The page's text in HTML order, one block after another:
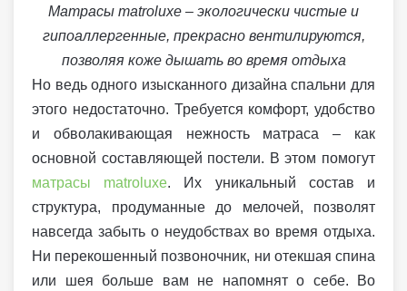
Матрасы matroluxe – экологически чистые и
гипоаллергенные, прекрасно вентилируются,
позволяя коже дышать во время отдыха
Но ведь одного изысканного дизайна спальни для
этого недостаточно. Требуется комфорт, удобство
и обволакивающая нежность матраса – как
основной составляющей постели. В этом помогут
матрасы matroluxe. Их уникальный состав и
структура, продуманные до мелочей, позволят
навсегда забыть о неудобствах во время отдыха.
Ни перекошенный позвоночник, ни отекшая спина
или шея больше вам не напомнят о себе. Во